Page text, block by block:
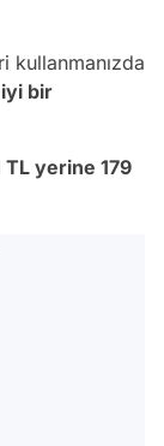
kullanmanızda
iyi bir
yerine 179